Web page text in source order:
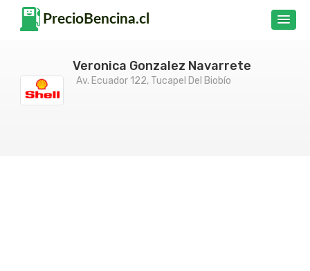
Veronica Gonzalez Navarrete
Av. Ecuador 122, Tucapel Del Biobío